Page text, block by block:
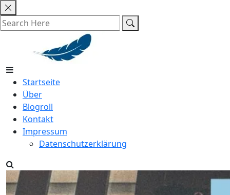
Skip
to
content
Startseite
Über
Blogroll
Kontakt
Impressum
Datenschutzerklärung